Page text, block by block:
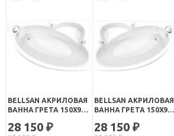
BELLSAN АКРИЛОВАЯ
ВАННА ГРЕТА 150X90
28 150 ₽
BELLSAN АКРИЛОВАЯ
ВАННА ГРЕТА 150X90
28 150 ₽